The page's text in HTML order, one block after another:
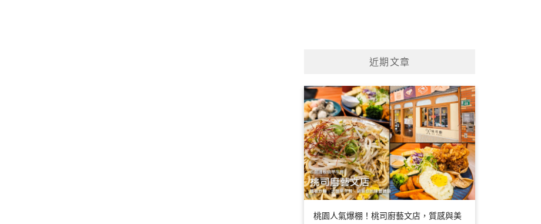
近期文章
桃園人氣爆棚！桃司廚藝文店，質感與美